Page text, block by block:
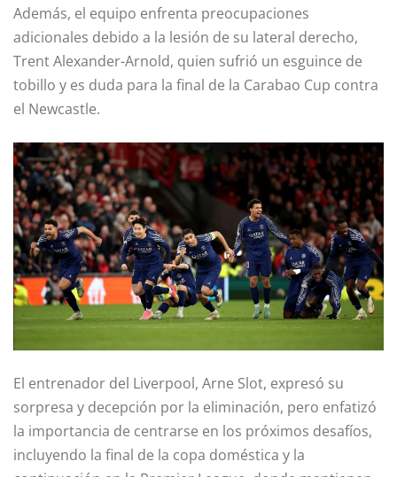
Además, el equipo enfrenta preocupaciones
adicionales debido a la lesión de su lateral derecho,
Trent Alexander-Arnold, quien sufrió un esguince de
tobillo y es duda para la final de la Carabao Cup contra
el Newcastle.
El entrenador del Liverpool, Arne Slot, expresó su
sorpresa y decepción por la eliminación, pero enfatizó
la importancia de centrarse en los próximos desafíos,
incluyendo la final de la copa doméstica y la